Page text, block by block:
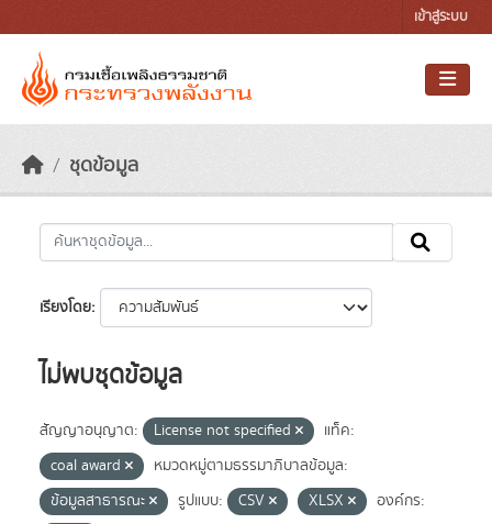
เข้าสู่ระบบ
ชุดข้อมูล
เรียงโดย
ไม่พบชุดข้อมูล
สัญญาอนุญาต: License not specified
แท็ค:
coal award
หมวดหมู่ตามธรรมาภิบาลข้อมูล:
ข้อมูลสาธารณะ
รูปแบบ: CSV XLSX
องค์กร: